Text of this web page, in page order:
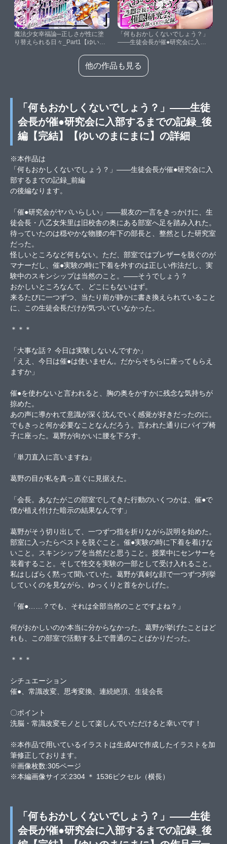
魔法少女幸福論─正しさが性に塗
り替えられる日々_Part1【ゆいの
「何もおかしくないでしょう？」
――生徒会長が催●研究会に入部
【ゆいのまにまに】
他の作品も見る
「何もおかしくないでしょう？」――生徒
会長が催●研究会に入部するまでの記録_後
編【完結】【ゆいのまにまに】の詳細
※本作品は
「何もおかしくないでしょう？」――生徒会長が催●研究会に入
部するまでの記録_前編
の後編なります。
「催●研究会がヤバいらしい」――親友の一言をきっかけに、生
徒会長・八乙女朱里は旧校舎の奥にある部室へ足を踏み入れた。
待っていたのは穏やかな物腰の年下の部長と、整然とした研究室
だった。
怪しいところなど何もない。ただ、部室ではブレザーを脱ぐのが
マナーだし、催●実験の時に下着を外すのは正しい作法だし、実
験中のスキンシップは当然のこと。――そうでしょう？
おかしいところなんて、どこにもないはず。
来るたびに一つずつ、当たり前が静かに書き換えられていること
に、この生徒会長だけが気づいていなかった。
＊＊＊
「大事な話？ 今日は実験しないんですか」
「ええ、今日は催●は使いません。だからそちらに座ってもらえ
ますか」
催●を使わないと言われると、胸の奥をかすかに残念な気持ちが
掠めた。
あの声に導かれて意識が深く沈んでいく感覚が好きだったのに。
でもきっと何か必要なことなんだろう。言われた通りにパイプ椅
子に座った。葛野が向かいに腰を下ろす。
「単刀直入に言いますね」
葛野の目が私を真っ直ぐに見据えた。
「会長。あなたがこの部室でしてきた行動のいくつかは、催●で
僕が植え付けた暗示の結果なんです」
葛野がそう切り出して、一つずつ指を折りながら説明を始めた。
部室に入ったらベストを脱ぐこと。催●実験の時に下着を着けな
いこと。スキンシップを当然だと思うこと。授業中にセンサーを
装着すること。そして性交を実験の一部として受け入れること。
私はしばらく黙って聞いていた。葛野が真剣な顔で一つずつ列挙
していくのを見ながら、ゆっくりと首をかしげた。
「催●……？でも、それは全部当然のことですよね？」
何がおかしいのか本当に分からなかった。葛野が挙げたことはど
れも、この部室で活動する上で普通のことばかりだった。
＊＊＊
シチュエーション
催●、常識改変、思考変換、連続絶頂、生徒会長
〇ポイント
洗脳・常識改変モノとして楽しんでいただけると幸いです！
※本作品で用いているイラストは生成AIで作成したイラストを加
筆修正しております。
※画像枚数:305ページ
※本編画像サイズ:2304 ＊ 1536ピクセル（横長）
「何もおかしくないでしょう？」――生徒
会長が催●研究会に入部するまでの記録_後